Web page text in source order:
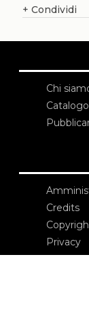
+ Condividi
Chi
Catalogo
Credits
Privacy